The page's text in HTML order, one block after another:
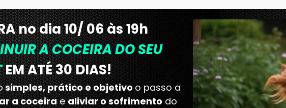
no dia 10/ 06 às 19h
A COCEIRA DO SEU
EM ATÉ 30 DIAS!
simples, prático e objetivo o passo a
a coceiraealiviar o sofrimento do